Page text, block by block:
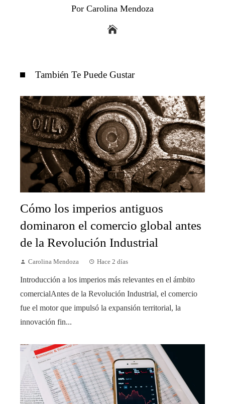
Por Carolina Mendoza
También Te Puede Gustar
Cómo los imperios antiguos
dominaron el comercio global antes
de la Revolución Industrial
Carolina Mendoza Hace 2 días
Introducción a los imperios más relevantes en el ámbito
comercialAntes de la Revolución Industrial, el comercio
fue el motor que impulsó la expansión territorial, la
innovación fin...